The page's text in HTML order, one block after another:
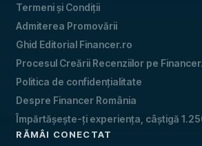
Termeni și Condiții
Admiterea Promovării
Ghid Editorial Financer.ro
Procesul Creării Recenziilor pe
Politica de confidențialitate
Despre Financer România
Împărtășește-ți experiența, câștigă
RĂMÂI CONECTAT